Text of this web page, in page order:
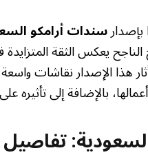
بإصدارسندات أرامكو
الطرح الناجح يعكس الثقة
هذا الإصدار نقاشات
بالإضافة إلى تأثيره